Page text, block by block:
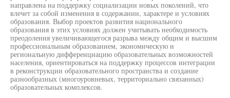
направлена на поддержку социализации новых поколений, что
влечет за собой изменения в содержании, характере и условиях
образования. Выбор проектов развития национального
образования в этих условиях должен учитывать необходимость
преодоления увеличивающегося разрыва между общим и высшим
профессиональным образованием, экономическую и
региональную дифференциацию образовательных возможностей
населения, ориентироваться на поддержку процессов интеграции
в реконструкции образовательного пространства и создание
разнообразных (многоуровневых, территориально связанных)
образовательных комплексов.